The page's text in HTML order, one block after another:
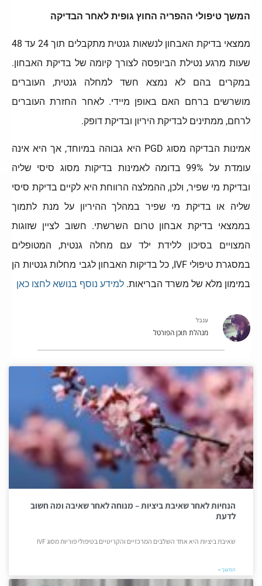
המשך טיפולי ההפריה החוץ גופית לאחר הבדיקה
ממצאי בדיקת האבחון לנשאות גנטית מתקבלים תוך 24 עד 48
שעות מרגע נטילת הביופסה לצורך קיומה של בדיקת האבחון.
במקרים בהם לא נמצא חשד למחלה גנטית, העוברים
מושרשים ברחם האם באופן מיידי. לאחר החזרת העוברים
לרחם, ממתינים לבדיקת היריון ובדיקת דופק.
אמינות הבדיקה מסוג PGD היא גבוהה במיוחד, אך היא אינה
עומדת על 99% בדומה לאמינות בדיקות מסוג סיסי שליה
ובדיקת מי שפיר, ולכן, ההמלצה הרווחת היא לקיים בדיקת סיסי
שליה או בדיקת מי שפיר במהלך ההיריון על מנת לתמוך
בממצאי בדיקת אבחון טרום השרשתי. חשוב לציין שזוגות
המצויים בסיכון ללידת ילד עם מחלה גנטית, המטופלים
במסגרת טיפולי IVF, כל בדיקות האבחון לגבי מחלות גנטיות הן
במימון מלא של משרד הבריאות. למידע נוסף בנושא לחצו כאן
ענבל
מנהלת תוכן הפורטל
הנחיות לאחר שאיבת ביציות – מנוחה לאחר שאיבה ומה חשוב
לדעת
שאיבת ביציות היא אחד השלבים המרכזיים והקריטיים בטיפולי פוריות מסוג IVF
המשך »